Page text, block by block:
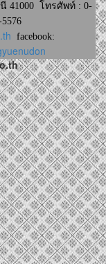
41000
โทรศัพท์ : 0-
facebook: